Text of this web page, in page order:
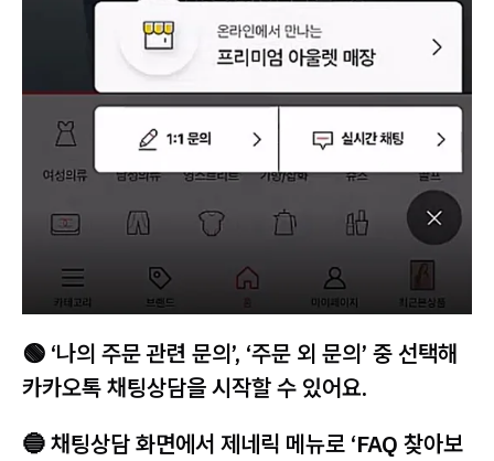
🟢 ‘나의 주문 관련 문의’, ‘주문 외 문의’ 중 선택해
카카오톡 채팅상담을 시작할 수 있어요.
🔵 채팅상담 화면에서 제네릭 메뉴로 ‘FAQ 찾아보